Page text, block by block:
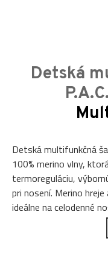
Detská
Detská multifunkčná
100% merino vlny,
termoreguláciu,
pri nosení. Merino
ideálne na celodenné